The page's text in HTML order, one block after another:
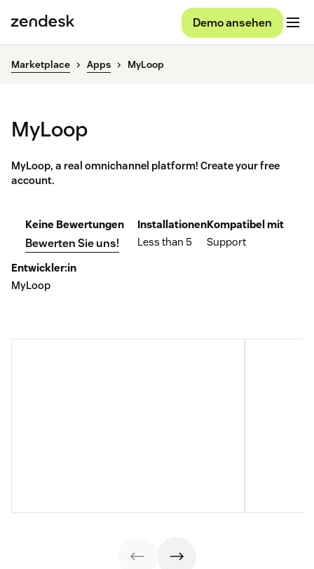
Demo ansehen
Marketplace Apps MyLoop
MyLoop
MyLoop, a real omnichannel platform! Create your free
account.
Keine Bewertungen
Bewerten Sie uns!
Installationen
Less than 5
Kompatibel mit
Support
Entwickler:in
MyLoop